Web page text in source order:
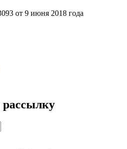
от 9 июня 2018 года